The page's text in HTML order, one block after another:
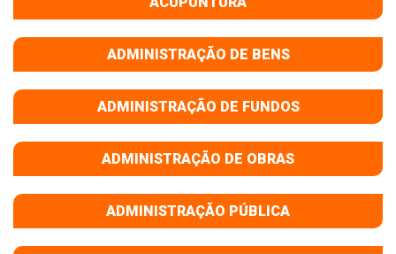
ADMINISTRAÇÃO DE BENS
ADMINISTRAÇÃO DE FUNDOS
ADMINISTRAÇÃO DE OBRAS
ADMINISTRAÇÃO PÚBLICA